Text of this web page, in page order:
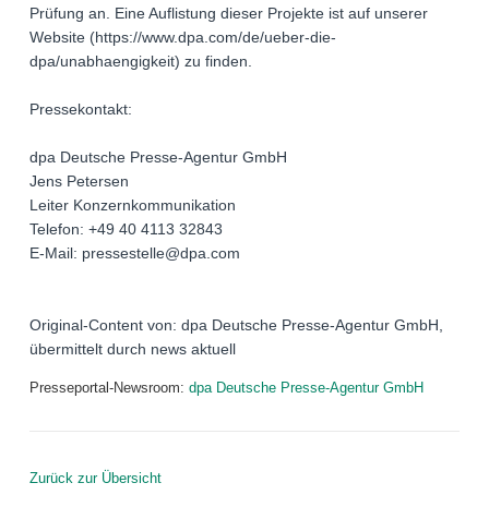
Prüfung an. Eine Auflistung dieser Projekte ist auf unserer
Website (https://www.dpa.com/de/ueber-die-
dpa/unabhaengigkeit) zu finden.
Pressekontakt:
dpa Deutsche Presse-Agentur GmbH
Jens Petersen
Leiter Konzernkommunikation
Telefon: +49 40 4113 32843
E-Mail: pressestelle@dpa.com
Original-Content von: dpa Deutsche Presse-Agentur GmbH,
übermittelt durch news aktuell
Presseportal-Newsroom: dpa Deutsche Presse-Agentur GmbH
Zurück zur Übersicht